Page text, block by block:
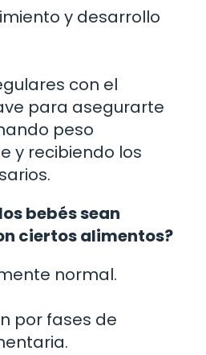
y desarrollo
con el
para asegurarte
peso
y recibiendo los
bebés sean
ciertos alimentos?
normal.
por fases de